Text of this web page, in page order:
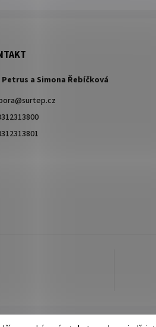
Petrus a Simona Řebíčková
@surtep.cz